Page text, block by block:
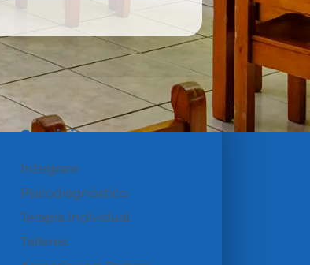
Servicios
Integrare
Psicodiagnóstico
Terapia Individual
Talleres